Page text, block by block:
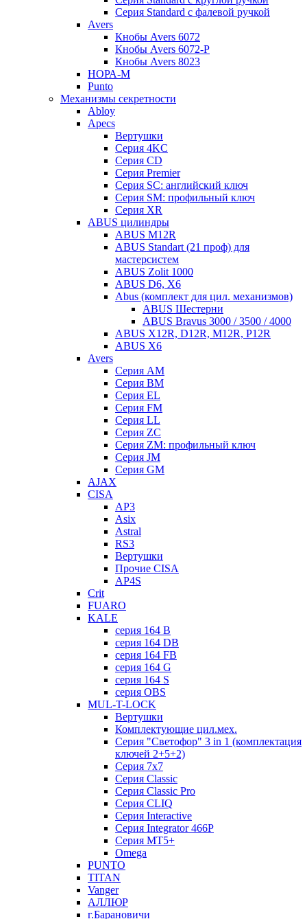
Серия Standard с фалевой ручкой
Avers
Кнобы Avers 6072
Кнобы Avers 6072-P
Кнобы Avers 8023
НОРА-М
Punto
Механизмы секретности
Abloy
Apecs
Вертушки
Серия 4KC
Серия CD
Серия Premier
Серия SC: английский ключ
Серия SM: профильный ключ
Серия XR
ABUS цилиндры
ABUS M12R
ABUS Standart (21 проф) для
мастерсистем
ABUS Zolit 1000
ABUS D6, X6
Abus (комплект для цил. механизмов)
ABUS Шестерни
ABUS Bravus 3000 / 3500 / 4000
ABUS X12R, D12R, M12R, P12R
ABUS X6
Avers
Серия AM
Серия BM
Серия EL
Серия FM
Серия LL
Серия ZC
Серия ZM: профильный ключ
Серия JM
Серия GM
AJAX
CISA
AP3
Asix
Astral
RS3
Вертушки
Прочие CISA
AP4S
Crit
FUARO
KALE
серия 164 B
серия 164 DB
серия 164 FB
серия 164 G
серия 164 S
серия OBS
MUL-T-LOCK
Вертушки
Комплектующие цил.мех.
Серия "Светофор" 3 in 1 (комплектация
ключей 2+5+2)
Серия 7х7
Серия Classic
Серия Classic Pro
Серия CLIQ
Серия Interactive
Серия Integrator 466P
Серия MT5+
Omega
PUNTO
TITAN
Vanger
АЛЛЮР
г.Барановичи